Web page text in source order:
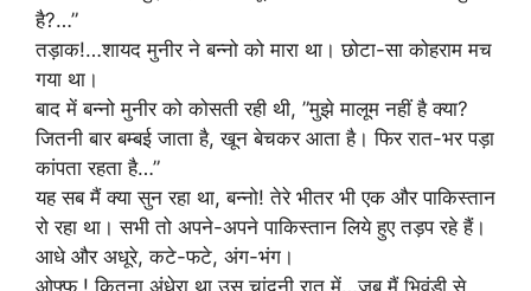
है?…”
तड़ाक!…शायद मुनीर ने बन्नो को मारा था। छोटा-सा कोहराम मच
गया था।
बाद में बन्नो मुनीर को कोसती रही थी, ”मुझे मालूम नहीं है क्या?
जितनी बार बम्बई जाता है, खून बेचकर आता है। फिर रात-भर पड़ा
कांपता रहता है…”
यह सब मैं क्या सुन रहा था, बन्नो! तेरे भीतर भी एक और पाकिस्तान
रो रहा था। सभी तो अपने-अपने पाकिस्तान लिये हुए तड़प रहे हैं।
आधे और अधूरे, कटे-फटे, अंग-भंग।
ओफ्फ ! कितना अंधेरा था उस चांदनी रात में…जब मैं भिवंडी से